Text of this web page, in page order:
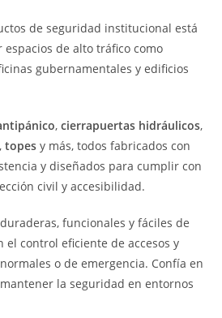
de seguridad institucional está
de alto tráfico como
gubernamentales y edificios
,cierrapuertas hidráulicos,
,topes y más, todos fabricados con
y diseñados para cumplir con
civil y accesibilidad.
funcionales y fáciles de
control eficiente de accesos y
o de emergencia. Confía en
la seguridad en entornos